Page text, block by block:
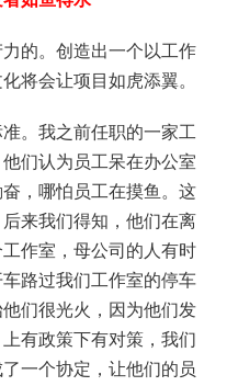
的。创造出一个以工作
将会让项目如虎添翼。
。我之前任职的一家工
们认为员工呆在办公室
，哪怕员工在摸鱼。这
来我们得知，他们在离
作室，母公司的人有时
路过我们工作室的停车
们很光火，因为他们发
有政策下有对策，我们
一个协定，让他们的员